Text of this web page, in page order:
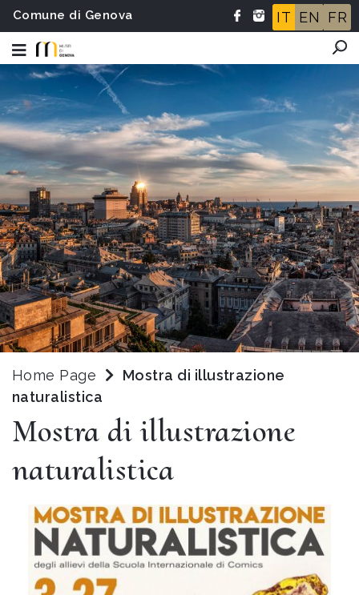
Comune di Genova IT EN FR
Home Page
Mostra di illustrazione
naturalistica
Mostra di illustrazione
naturalistica